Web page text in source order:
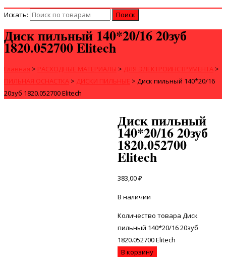
Искать:
Диск пильный 140*20/16 20зуб
1820.052700 Elitech
Главная > РАСХОДНЫЕ МАТЕРИАЛЫ > ДЛЯ ЭЛЕКТРОИНСТРУМЕНТА >
ПИЛЬНАЯ ОСНАСТКА > ДИСКИ ПИЛЬНЫЕ > Диск пильный 140*20/16
20зуб 1820.052700 Elitech
Диск пильный
140*20/16 20зуб
1820.052700
Elitech
383,00₽
В наличии
Количество товара Диск
пильный 140*20/16 20зуб
1820.052700 Elitech
В корзину